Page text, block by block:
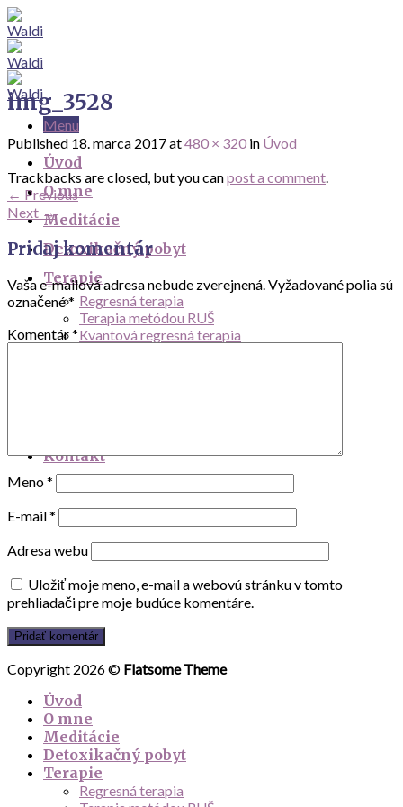
Skip
to
content
Menu
Úvod
O mne
Meditácie
Detoxikačný pobyt
Terapie
Regresná terapia
Terapia metódou RUŠ
Kvantová regresná terapia
Kontakt
img_3528
Published 18. marca 2017at480 × 320 in Úvod
Trackbacks are closed, but you canpost a comment.
← Previous
Next →
Pridaj komentár
Vaša e-mailová adresa nebude zverejnená.Vyžadované polia sú
označené*
Komentár*
Meno*
E-mail*
Adresa webu
Uložiť moje meno, e-mail a webovú stránku v tomto
prehliadači pre moje budúce komentáre.
Copyright 2026 © Flatsome Theme
Úvod
O mne
Meditácie
Detoxikačný pobyt
Terapie
Regresná terapia